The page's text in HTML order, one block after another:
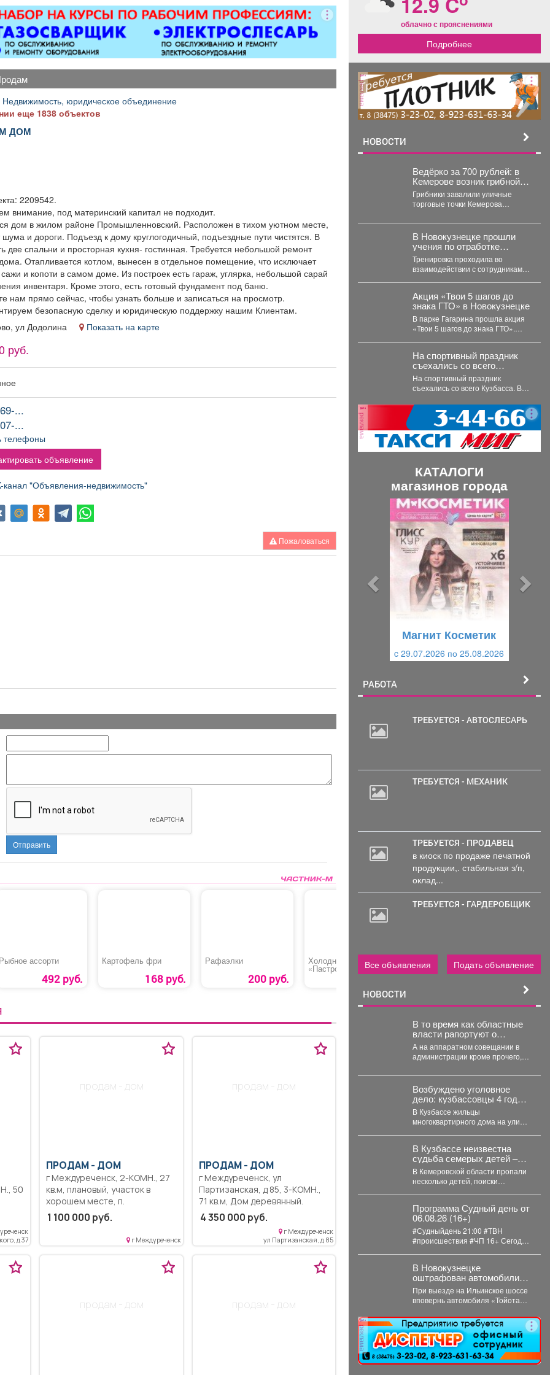
оборудованием,
парковка, торг
уместен.
Вывоз мусора.
продам
юридическое объединение
еще 1838 объектов
ДОМ
2209542.
внимание, под материнский капитал не подходит.
дом в жилом районе Промышленновский. Расположен в тихом уютном месте,
шума и дороги. Подъезд к дому круглогодичный, подъездные пути чистятся. В
две спальни и просторная кухня- гостинная. Требуется небольшой ремонт
Отапливается котлом, вынесен в отдельное помещение, что исключает
и копоти в самом доме. Из построек есть гараж, углярка, небольшой сарай
инвентаря. Кроме этого, есть готовый фундамент под баню.
нам прямо сейчас, чтобы узнать больше и записаться на просмотр.
безопасную сделку и юридическую поддержку нашим Клиентам.
ул Додолина
Показать на карте
руб.
...
...
телефоны
объявление
канал "Объявления-недвижимость"
Пожаловаться
Отправить
Рыбное ассорти
492 руб.
Картофель фри
168 руб.
Рафаэлки
200 руб.
Холодная закуска
«Пастрома»
330 руб.
Удобрение ОМУ для
сада и огорода
«Универсал»199 руб.
в
для
д 37
продам - дом
ПРОДАМ - ДОМ
г Междуреченск, 2-КОМН., 27
кв.м, плановый, участок в
хорошем месте, п.
Притомский, рядом вся
инфраструктура (два
супермаркета, пвз Озон,
остановки, д.сад, школа,
ж.д.вокзал, промтоварный
городской водопровод,
1 100 000 руб.
г Междуреченск
продам - дом
ПРОДАМ - ДОМ
г Междуреченск, ул
Партизанская, д 85, 3-КОМН.,
71 кв.м, Дом деревянный.
комнаты просторные и
солнечные, кухня 10, 8 м;
большая веранда и кладовая
(при желании возможно
объединить с домом и сделать
установлены пластиковые
4 350 000 руб.
г Междуреченск
ул Партизанская, д 85
продам - дом продам - дом
облачно с прояснениями
Подробнее
реклама
НОВОСТИ
Ведёрко за 700 рублей: в
Кемерове возник грибной
ажиотаж – везут аж с Алтая
Грибники завалили уличные
торговые точки Кемерова
Корреспондент VSE42.Ru
выяснил, где что есть...
В Новокузнецке прошли
учения по отработке
действий членов
участковой избирательной
комиссии в нештатных
ситуациях на предстоящих
выборах.
Тренировка проходила во
взаимодействии с сотрудниками
службы.
Акция «Твои 5 шагов до
знака ГТО» в Новокузнецке
В парке Гагарина прошла акция
«Твои 5 шагов до знака ГТО».
На спортивный праздник
съехались со всего
Кузбасса.
На спортивный праздник
съехались со всего Кузбасса. В
традиционный турнир по
теннису. 🥎...
реклама
КАТАЛОГИ
магазинов города
Магнит Косметик
c 29.07.2026 по 25.08.2026
РАБОТА
ТРЕБУЕТСЯ - АВТОСЛЕСАРЬ
ТРЕБУЕТСЯ - МЕХАНИК
ТРЕБУЕТСЯ - ПРОДАВЕЦ
в киоск по продаже печатной
продукции,. стабильная з/п,
оклад...
ТРЕБУЕТСЯ - ГАРДЕРОБЩИК
Все объявления Подать объявление
НОВОСТИ
В то время как областные
власти рапортуют о
стабилизации с топливом в
Кузбассе, пожарные
предупреждают тех, кто
перестраховался и набрал
бензина и дизтоплива
впрок.
А на аппаратном совещании в
администрации кроме прочего,
Пожарные выезжали...
Возбуждено уголовное
дело: кузбассовцы 4 года
живут в плесени и ждут
помощи
В Кузбассе жильцы
многоквартирного дома на улице
округа больше года...
В Кузбассе неизвестна
судьба семерых детей –
как сквозь землю
провалились
В Кемеровской области пропали
несколько детей, поиски
Программа Судный день от
06.08.26 (16+)
#Судныйдень 21:00 #ТВН
#происшествия #ЧП 16+ Сегодня
В Новокузнецке
оштрафован автомобилист,
проигнорировавший
запрещающий сигнал
светофора
При выезде на Ильинское шоссе
вповернь автомобиля «Тойота» в
свет. Сотрудники...
реклама